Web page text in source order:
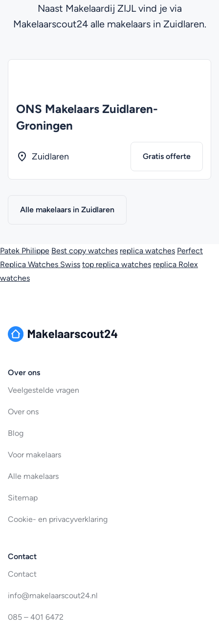
Naast Makelaardij ZIJL vind je via
Makelaarscout24 alle makelaars in Zuidlaren.
ONS Makelaars Zuidlaren-
Groningen
Zuidlaren Gratis offerte
Alle makelaars in Zuidlaren
Patek Philippe Best copy watches replica watches Perfect
Replica Watches Swiss top replica watches replica Rolex
watches
Over ons
Veelgestelde vragen
Over ons
Blog
Voor makelaars
Alle makelaars
Sitemap
Cookie- en privacyverklaring
Contact
Contact
info@makelaarscout24.nl
085 – 401 6472